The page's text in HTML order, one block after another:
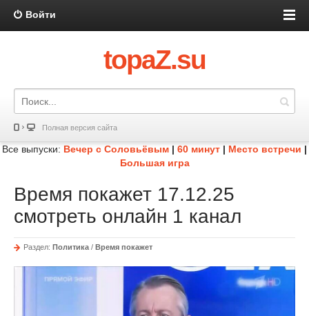
Войти
topaZ.su
Полная версия сайта
Все выпуски: Вечер с Соловьёвым | 60 минут | Место встречи |
Большая игра
Время покажет 17.12.25
смотреть онлайн 1 канал
Раздел: Политика / Время покажет